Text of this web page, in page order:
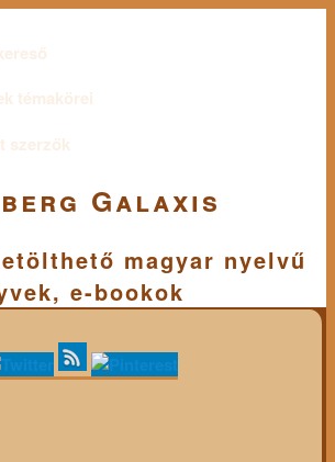
témakörei
szerzők
Galaxis
magyar nyelvű
e-bookok